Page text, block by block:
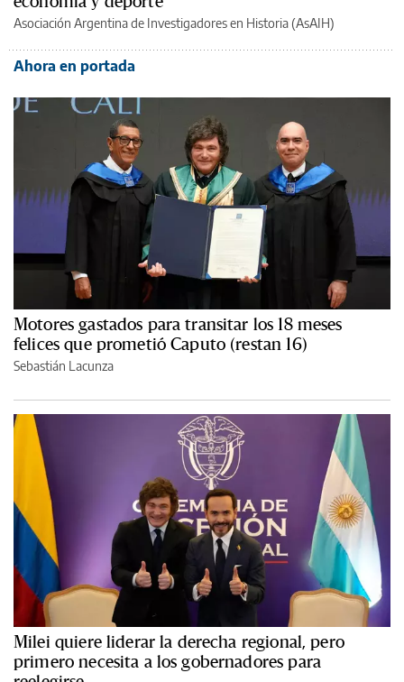
Asociación Argentina de Investigadores en Historia (AsAIH)
Ahora en portada
Motores gastados para transitar los 18 meses
felices que prometió Caputo (restan 16)
Sebastián Lacunza
Milei quiere liderar la derecha regional, pero
primero necesita a los gobernadores para